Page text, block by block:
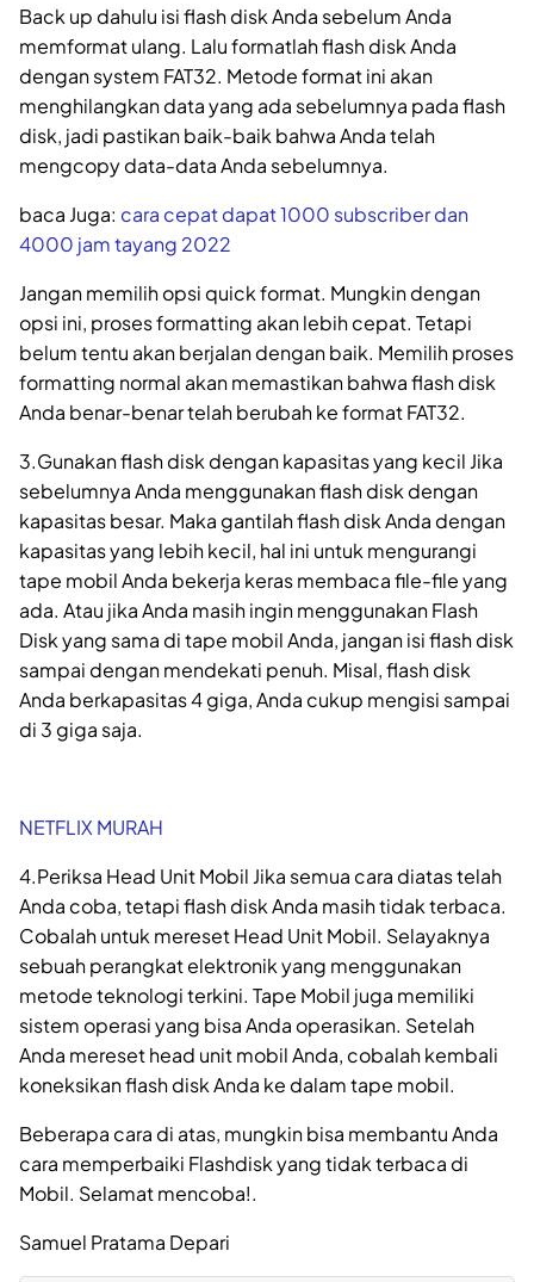
Back up dahulu isi flash disk Anda sebelum Anda
memformat ulang. Lalu formatlah flash disk Anda
dengan system FAT32. Metode format ini akan
menghilangkan data yang ada sebelumnya pada flash
disk, jadi pastikan baik-baik bahwa Anda telah
mengcopy data-data Anda sebelumnya.
baca Juga: cara cepat dapat 1000 subscriber dan
4000 jam tayang 2022
Jangan memilih opsi quick format. Mungkin dengan
opsi ini, proses formatting akan lebih cepat. Tetapi
belum tentu akan berjalan dengan baik. Memilih proses
formatting normal akan memastikan bahwa flash disk
Anda benar-benar telah berubah ke format FAT32.
3.Gunakan flash disk dengan kapasitas yang kecil Jika
sebelumnya Anda menggunakan flash disk dengan
kapasitas besar. Maka gantilah flash disk Anda dengan
kapasitas yang lebih kecil, hal ini untuk mengurangi
tape mobil Anda bekerja keras membaca file-file yang
ada. Atau jika Anda masih ingin menggunakan Flash
Disk yang sama di tape mobil Anda, jangan isi flash disk
sampai dengan mendekati penuh. Misal, flash disk
Anda berkapasitas 4 giga, Anda cukup mengisi sampai
di 3 giga saja.
NETFLIX MURAH
4.Periksa Head Unit Mobil Jika semua cara diatas telah
Anda coba, tetapi flash disk Anda masih tidak terbaca.
Cobalah untuk mereset Head Unit Mobil. Selayaknya
sebuah perangkat elektronik yang menggunakan
metode teknologi terkini. Tape Mobil juga memiliki
sistem operasi yang bisa Anda operasikan. Setelah
Anda mereset head unit mobil Anda, cobalah kembali
koneksikan flash disk Anda ke dalam tape mobil.
Beberapa cara di atas, mungkin bisa membantu Anda
cara memperbaiki Flashdisk yang tidak terbaca di
Mobil. Selamat mencoba!.
Samuel Pratama Depari